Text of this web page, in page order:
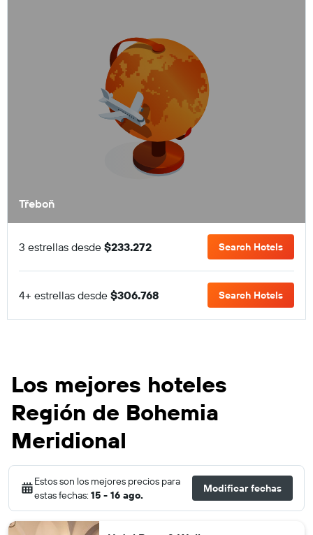
Třeboň
3 estrellas desde $233.272 Search Hotels
4+ estrellas desde $306.768 Search Hotels
Los mejores hoteles
Región de Bohemia
Meridional
Estos son los mejores precios para
estas fechas: 15 - 16 ago.
Modificar fechas